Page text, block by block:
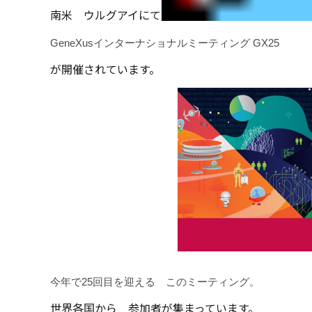
南米 ウルグアイにて
GeneXusインターナショナルミーティング GX25
が開催されています。
今年で25回目を迎える このミーティング。
世界各国から 参加者が集まっています。